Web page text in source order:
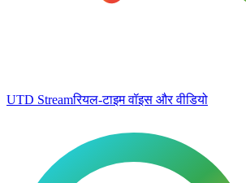
UTD Streamरियल-टाइम वॉइस और वीडियो